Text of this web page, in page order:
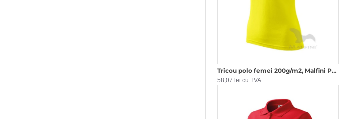
Tricou polo femei 200g/m2, Malfini Pique Polo 210, Galben Lamaie
58,07 lei cu TVA